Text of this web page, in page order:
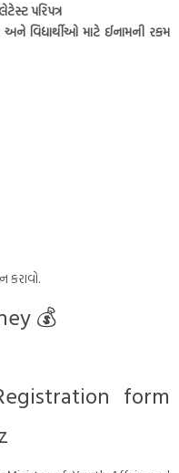
પરિપત્ર
અને વિદ્યાર્થીઓ માટે ઈનામની રકમ
કરાવો.
💰
form